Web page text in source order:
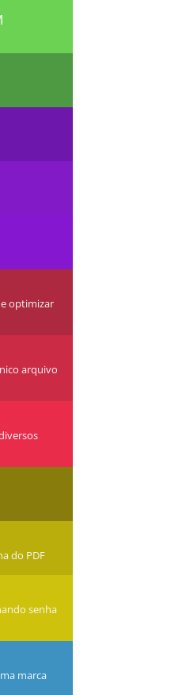
optimizar
arquivo
do PDF
senha
marca